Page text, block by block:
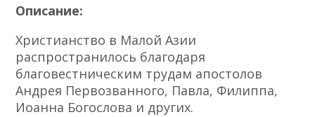
Описание:
Христианство в Малой Азии
распространилось благодаря
благовестническим трудам апостолов
Андрея Первозванного, Павла, Филиппа,
Иоанна Богослова и других.